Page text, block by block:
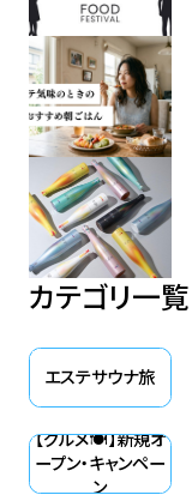
カテゴリ一覧
エステサウナ旅
【グルメ🍽】新規オ
ープン・キャンペー
ン